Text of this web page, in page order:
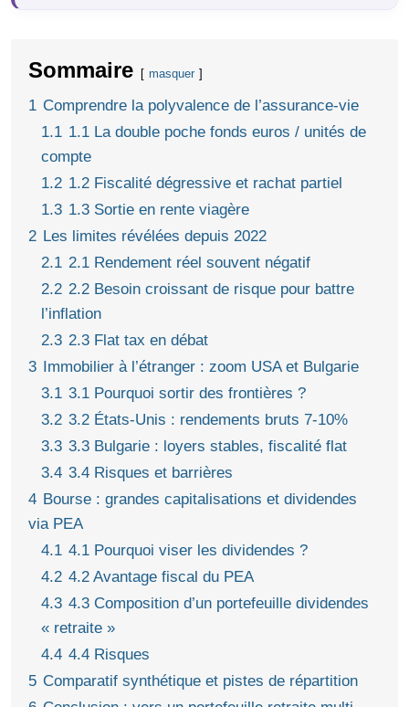
Sommaire masquer
1 Comprendre la polyvalence de l’assurance-vie
1.1 1.1 La double poche fonds euros / unités de
compte
1.2 1.2 Fiscalité dégressive et rachat partiel
1.3 1.3 Sortie en rente viagère
2 Les limites révélées depuis 2022
2.1 2.1 Rendement réel souvent négatif
2.2 2.2 Besoin croissant de risque pour battre
l’inflation
2.3 2.3 Flat tax en débat
3
Immobilier à l’étranger : zoom USA et Bulgarie
3.1 3.1 Pourquoi sortir des frontières ?
3.2 3.2 États-Unis : rendements bruts 7-10%
3.3 3.3 Bulgarie : loyers stables, fiscalité flat
3.4 3.4 Risques et barrières
4 Bourse : grandes capitalisations et dividendes
via PEA
4.1 4.1 Pourquoi viser les dividendes ?
4.2 4.2 Avantage fiscal du PEA
4.3 4.3 Composition d’un portefeuille dividendes
« retraite »
4.4 4.4 Risques
5 Comparatif synthétique et pistes de répartition